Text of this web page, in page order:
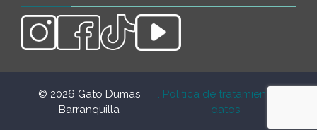
© 2026 Gato Dumas
Barranquilla
. Política de tratamiento de
datos